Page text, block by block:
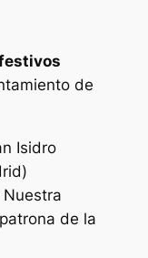
de
Isidro
de la